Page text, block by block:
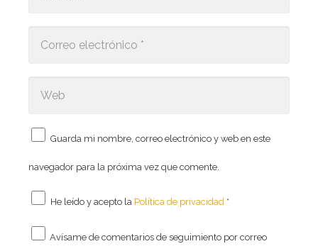
Guarda mi nombre, correo electrónico y web en este
navegador para la próxima vez que comente.
He leído y acepto la Política de privacidad *
Avísame de comentarios de seguimiento por correo